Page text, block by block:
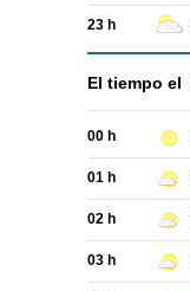
23 h
El tiempo el
00 h
01 h
02 h
03 h